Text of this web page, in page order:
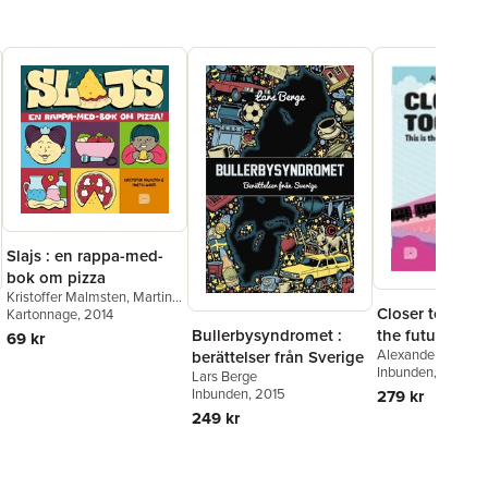
Slajs : en rappa-med-
bok om pizza
Kristoffer Malmsten, Martin
Ander
Kartonnage, 2014
69 kr
Bullerbysyndromet :
berättelser från Sverige
Lars Berge
Inbunden, 2015
249 kr
Closer
the future of
Alexander Ståhle
Inbunden, 2016
279 kr